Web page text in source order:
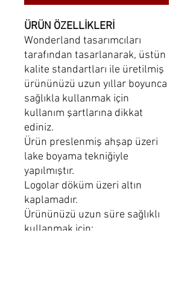
ÜRÜN ÖZELLİKLERİ
Wonderland tasarımcıları
tarafından tasarlanarak, üstün
kalite standartları ile üretilmiş
ürününüzü uzun yıllar boyunca
sağlıkla kullanmak için
kullanım şartlarına dikkat
ediniz.
Ürün preslenmiş ahşap üzeri
lake boyama tekniğiyle
yapılmıştır.
Logolar döküm üzeri altın
kaplamadır.
Ürününüzü uzun süre sağlıklı
kullanmak için: